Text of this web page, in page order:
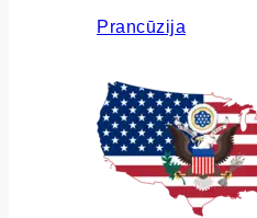
Prancūzija